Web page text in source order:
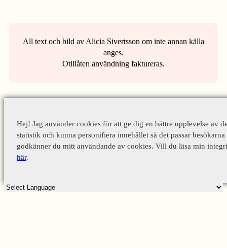
All text och bild av Alicia Sivertsson om inte annan källa
anges.
Otillåten användning faktureras.
Hej! Jag använder cookies för att ge dig en bättre upplevelse av
statistik och kunna personifiera innehållet så det passar
godkänner du mitt användande av cookies. Vill du läsa min
här.